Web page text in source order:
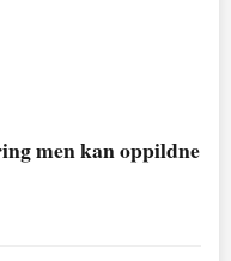
men kan oppildne